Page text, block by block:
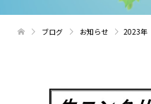
ブログ お知らせ 2023年